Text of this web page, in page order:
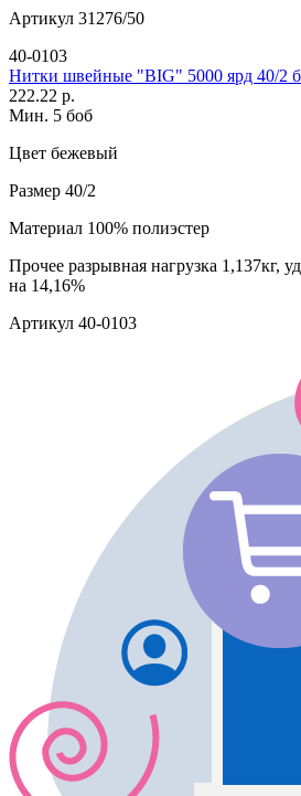
Артикул 31276/50
40-0103
Нитки швейные "BIG" 5000 ярд 40/2
222.22 р.
Мин. 5 боб
Цвет бежевый
Размер 40/2
Материал 100% полиэстер
Прочее разрывная нагрузка 1,137кг,
на 14,16%
Артикул 40-0103